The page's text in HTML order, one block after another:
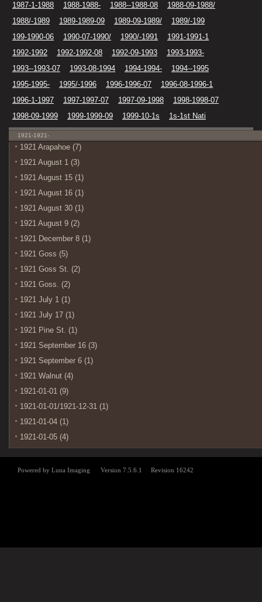
1987-1-1988
1988-1988- 1988--1988-08
1988-09-1988/
1988/-1989
1989-1989-09 1989-09-1989/
1989/-199
199-1990-06
1990-07-1990/ 1990/-1991
1991-1991-1
1992-1992
1992-1992-08 1992-09-1993
1993-1993-
1993--1993-07
1993-08-1994 1994-1994-
1994--1995
1995-1995-
1995/-1996 1996-1996-07
1996-08-1996-1
1996-1-1997
1997-1997-07 1997-09-1998
1998-1998-07
1998-09-1999
1999-1999-09 1999-10-1s 1s-1st Nati
1921-1921-
1921 Arapahoe (7)
1921 August 1 (3)
1921 August 15 (1)
1921 August 16 (1)
1921 August 30 (1)
1921 August 9 (2)
1921 December 8 (1)
1921 Goss (5)
1921 Goss St. (2)
1921 Goss. (2)
1921 July 1 (1)
1921 July 17 (1)
1921 Pine St. (1)
1921 September 16 (3)
1921 September 6 (1)
1921 Walnut (4)
1921-01-01 (9)
1921-01-01/1921-12-31 (1)
1921-01-04 (1)
1921-01-05 (4)